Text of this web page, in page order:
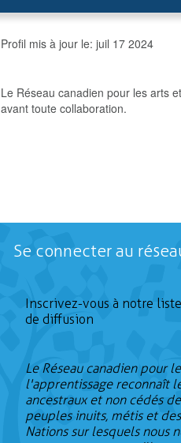
Profil mis à jour le: juil 17 2024
Le Réseau canadien pour les arts
avant toute collaboration.
Se connecter au
Inscrivez-vous à notre liste
de diffusion
Le Réseau canadien pour
l'apprentissage reconnaît
ancestraux et non cédés
peuples inuits, métis et
Nations sur lesquels nous